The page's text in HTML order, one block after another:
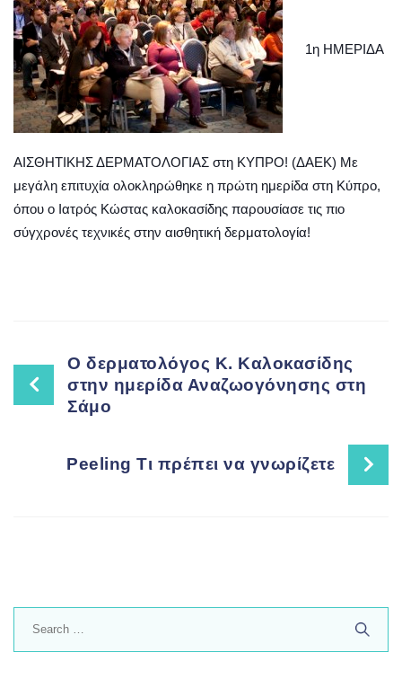
1η ΗΜΕΡΙΔΑ
ΑΙΣΘΗΤΙΚΗΣ ΔΕΡΜΑΤΟΛΟΓΙΑΣ στη ΚΥΠΡΟ! (ΔΑΕΚ) Με
μεγάλη επιτυχία ολοκληρώθηκε η πρώτη ημερίδα στη Κύπρο,
όπου ο Ιατρός Κώστας καλοκασίδης παρουσίασε τις πιο
σύγχρονές τεχνικές στην αισθητική δερματολογία!
Post
navigation
Ο δερματολόγος Κ. Καλοκασίδης
στην ημερίδα Αναζωογόνησης στη
Σάμο
Peeling Τι πρέπει να γνωρίζετε